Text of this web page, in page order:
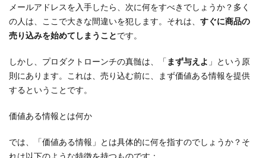
メールアドレスを入手したら、次に何をすべきでしょうか？多く
の人は、ここで大きな間違いを犯します。それは、 すぐに商品の
売り込みを始めてしまうことです。
しかし、プロダクトローンチの真髄は、「 まず与えよ 」という原
則にあります。これは、売り込む前に、まず価値ある情報を提供
するということです。
価値ある情報とは何か
では、「価値ある情報」とは具体的に何を指すのでしょうか？そ
れは以下のような特徴を持つものです：